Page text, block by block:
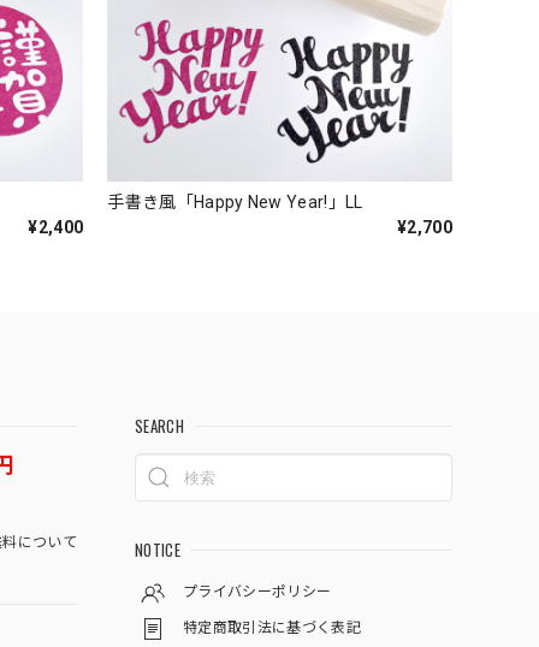
¥2,400
手書き風「Happy New Year!」LL
¥2,700
について
SEARCH
NOTICE
プライバシーポリシー
特定商取引法に基づく表記